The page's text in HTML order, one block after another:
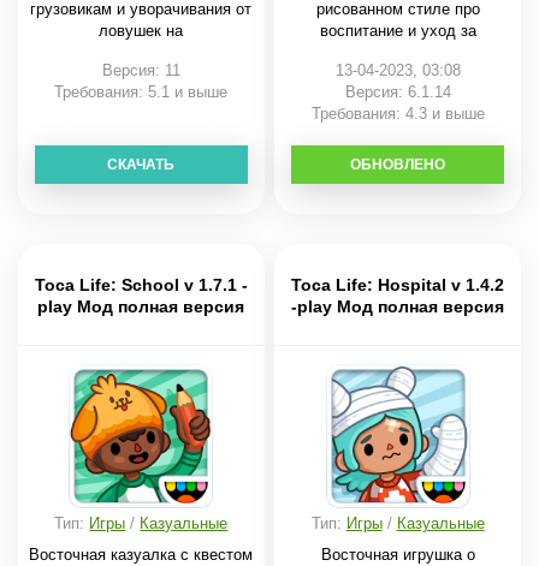
грузовикам и уворачивания от
ловушек на
Версия: 11
Требования: 5.1 и выше
СКАЧАТЬ
рисованном стиле про
воспитание и уход за
13-04-2023, 03:08
Версия: 6.1.14
Требования: 4.3 и выше
СКАЧАТЬ
ОБНОВЛЕНО
Toca Life: School v 1.7.1 -
play Мод полная версия
Тип: Игры / Казуальные
Восточная казуалка с квестом
Toca Life: Hospital v 1.4.2
-play Мод полная версия
Тип: Игры/ Казуальные
Восточная игрушка о